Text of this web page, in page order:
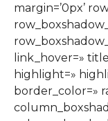
margin=’0px’
link_hover=»
highlight=»
border_color=»